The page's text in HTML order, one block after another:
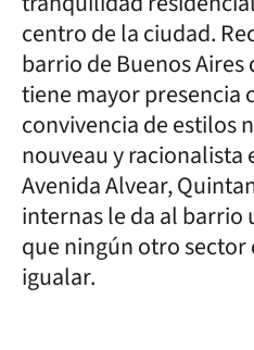
centro de la ciudad.
barrio de Buenos
tiene mayor presencia
convivencia de estilos
nouveau y racionalista
Avenida Alvear,
internas le da al barrio
que ningún otro sector
igualar.